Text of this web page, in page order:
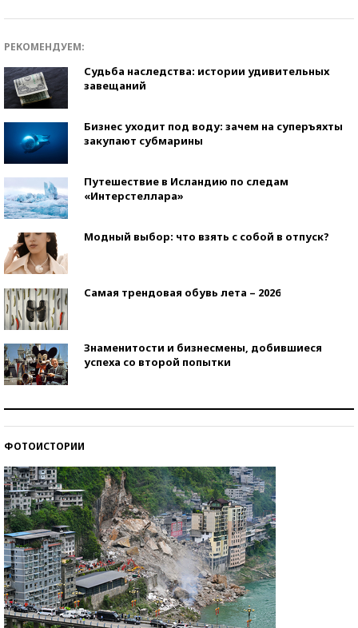
РЕКОМЕНДУЕМ:
Судьба наследства: истории удивительных
завещаний
Бизнес уходит под воду: зачем на суперъяхты
закупают субмарины
Путешествие в Исландию по следам
«Интерстеллара»
Модный выбор: что взять с собой в отпуск?
Самая трендовая обувь лета – 2026
Знаменитости и бизнесмены, добившиеся
успеха со второй попытки
ФОТОИСТОРИИ